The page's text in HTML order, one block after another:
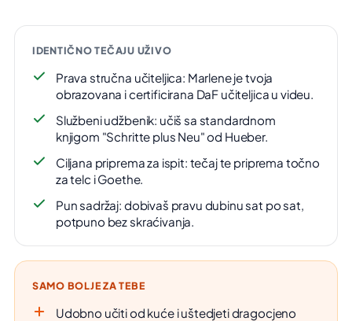
IDENTIČNO TEČAJU UŽIVO
Prava stručna učiteljica: Marlene je tvoja
obrazovana i certificirana DaF učiteljica u videu.
Službeni udžbenik: učiš sa standardnom
knjigom "Schritte plus Neu" od Hueber.
Ciljana priprema za ispit: tečaj te priprema točno
za telc i Goethe.
Pun sadržaj: dobivaš pravu dubinu sat po sat,
potpuno bez skraćivanja.
SAMO BOLJE ZA TEBE
Udobno učiti od kuće i uštedjeti dragocjeno